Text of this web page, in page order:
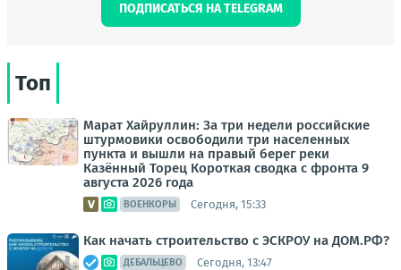
ПОДПИСАТЬСЯ НА TELEGRAM
Топ
Марат Хайруллин: За три недели российские
штурмовики освободили три населенных
пункта и вышли на правый берег реки
Казённый Торец Короткая сводка с фронта 9
августа 2026 года
ВОЕНКОРЫ Сегодня, 15:33
Как начать строительство с ЭСКРОУ на ДОМ.РФ?
ДЕБАЛЬЦЕВО Сегодня, 13:47